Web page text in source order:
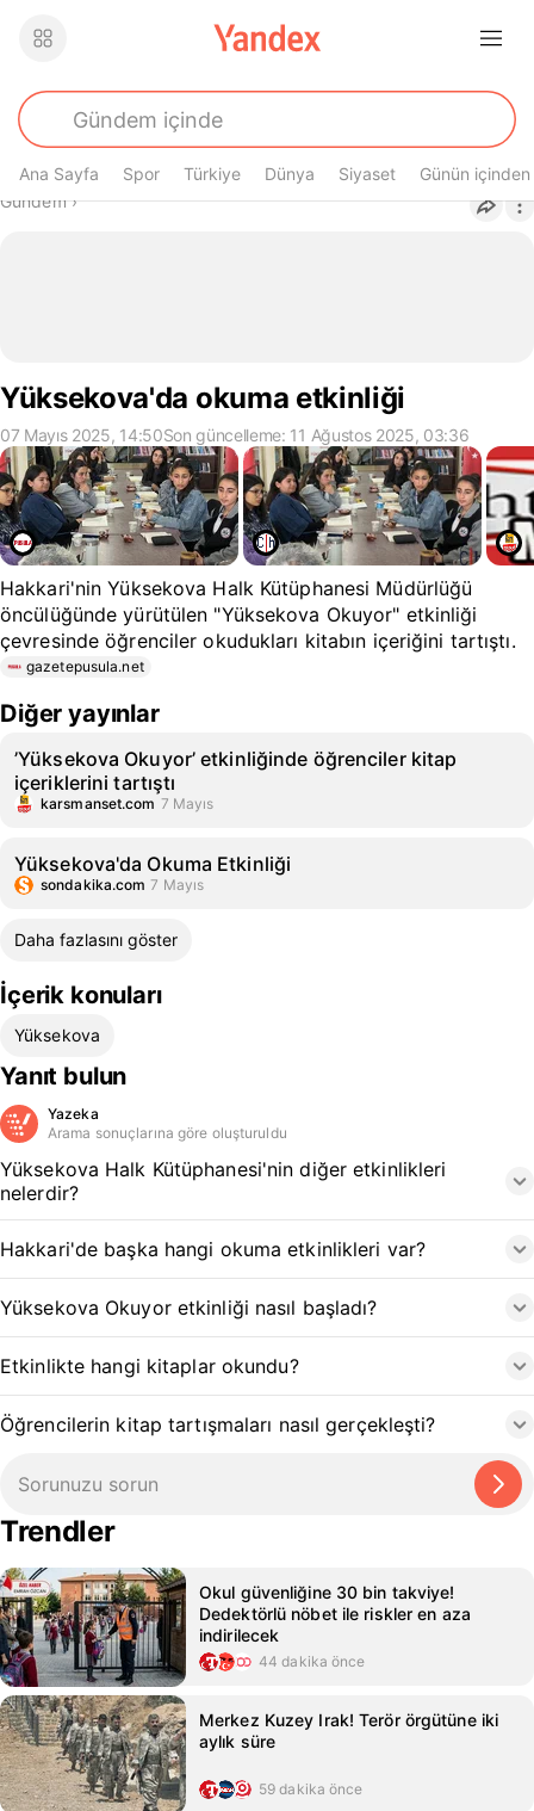
Ana Sayfa Spor Türkiye Dünya Siyaset Günün içinden
Buradasın
Gündem›
Yüksekova'da okuma etkinliği
07 Mayıs 2025, 14:50Son güncelleme: 11 Ağustos 2025, 03:36
Hakkari'nin Yüksekova Halk Kütüphanesi Müdürlüğü
öncülüğünde yürütülen "Yüksekova Okuyor" etkinliği
çevresinde öğrenciler okudukları kitabın içeriğini tartıştı.
gazetepusula.net
Diğer yayınlar
’Yüksekova Okuyor’ etkinliğinde öğrenciler kitap
içeriklerini tartıştı
karsmanset.com 7 Mayıs
Yüksekova'da Okuma Etkinliği
sondakika.com 7 Mayıs
Daha fazlasını göster
İçerik konuları
Yüksekova
Yanıt bulun
Yazeka
Arama sonuçlarına göre oluşturuldu
Yüksekova Halk Kütüphanesi'nin diğer etkinlikleri
nelerdir?
Hakkari'de başka hangi okuma etkinlikleri var?
Yüksekova Okuyor etkinliği nasıl başladı?
Etkinlikte hangi kitaplar okundu?
Öğrencilerin kitap tartışmaları nasıl gerçekleşti?
Trendler
Okul güvenliğine 30 bin takviye!
Dedektörlü nöbet ile riskler en aza
indirilecek
44 dakika önce
Merkez Kuzey Irak! Terör örgütüne iki
aylık süre
59 dakika önce